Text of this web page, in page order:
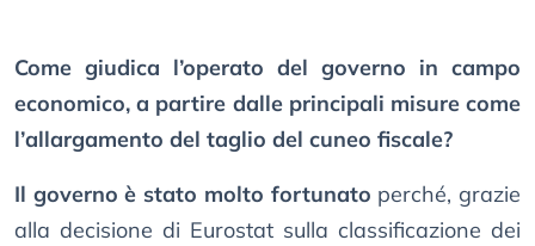
Come giudica l’operato del governo in campo
economico, a partire dalle principali misure come
l’allargamento del taglio del cuneo fiscale?
Il governo è stato molto fortunato perché, grazie
alla decisione di Eurostat sulla classificazione dei